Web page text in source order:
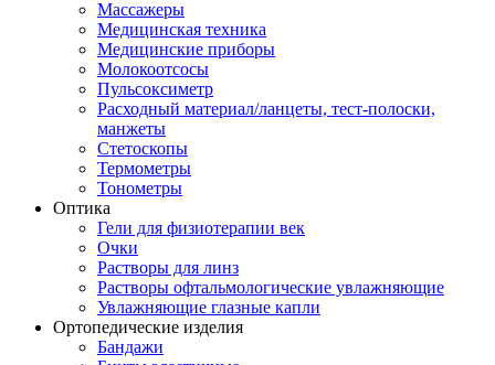
Массажеры
Медицинская техника
Медицинские приборы
Молокоотсосы
Пульсоксиметр
Расходный материал/ланцеты, тест-полоски,
манжеты
Стетоскопы
Термометры
Тонометры
Оптика
Гели для физиотерапии век
Очки
Растворы для линз
Растворы офтальмологические увлажняющие
Увлажняющие глазные капли
Ортопедические изделия
Бандажи